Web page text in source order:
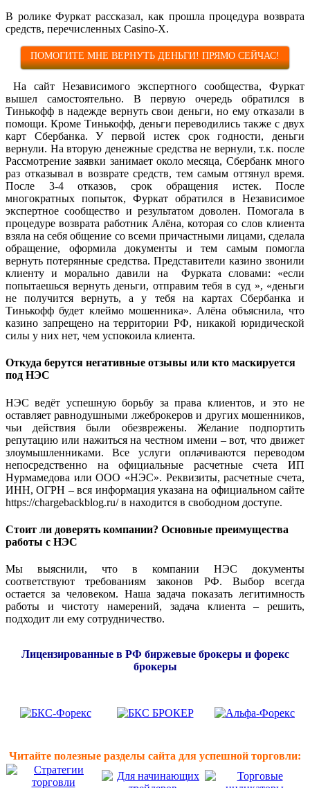
В ролике Фуркат рассказал, как прошла процедура возврата
средств, перечисленных Casino-X.
ПОМОГИТЕ МНЕ ВЕРНУТЬ ДЕНЬГИ! ПРЯМО СЕЙЧАС!
На сайт Независимого экспертного сообщества, Фуркат
вышел самостоятельно. В первую очередь обратился в
Тинькофф в надежде вернуть свои деньги, но ему отказали в
помощи. Кроме Тинькофф, деньги переводились также с двух
карт Сбербанка. У первой истек срок годности, деньги
вернули. На вторую денежные средства не вернули, т.к. после
Рассмотрение заявки занимает около месяца, Сбербанк много
раз отказывал в возврате средств, тем самым оттянул время.
После 3-4 отказов, срок обращения истек. После
многократных попыток, Фуркат обратился в Независимое
экспертное сообщество и результатом доволен. Помогала в
процедуре возврата работник Алёна, которая со слов клиента
взяла на себя общение со всеми причастными лицами, сделала
обращение, оформила документы и тем самым помогла
вернуть потерянные средства. Представители казино звонили
клиенту и морально давили на Фурката словами: «если
попытаешься вернуть деньги, отправим тебя в суд », «деньги
не получится вернуть, а у тебя на картах Сбербанка и
Тинькофф будет клеймо мошенника». Алёна объяснила, что
казино запрещено на территории РФ, никакой юридической
силы у них нет, чем успокоила клиента.
Откуда берутся негативные отзывы или кто маскируется
под НЭС
НЭС ведёт успешную борьбу за права клиентов, и это не
оставляет равнодушными лжеброкеров и других мошенников,
чьи действия были обезврежены. Желание подпортить
репутацию или нажиться на честном имени – вот, что движет
злоумышленниками. Все услуги оплачиваются переводом
непосредственно на официальные расчетные счета ИП
Нурмамедова или ООО «НЭС». Реквизиты, расчетные счета,
ИНН, ОГРН – вся информация указана на официальном сайте
https://chargebackblog.ru/ в находится в свободном доступе.
Стоит ли доверять компании? Основные преимущества
работы с НЭС
Мы выяснили, что в компании НЭС документы
соответствуют требованиям законов РФ. Выбор всегда
остается за человеком. Наша задача показать легитимность
работы и чистоту намерений, задача клиента – решить,
подходит ли ему сотрудничество.
Лицензированные в РФ биржевые брокеры и форекс
брокеры
Читайте полезные разделы сайта для успешной торговли: